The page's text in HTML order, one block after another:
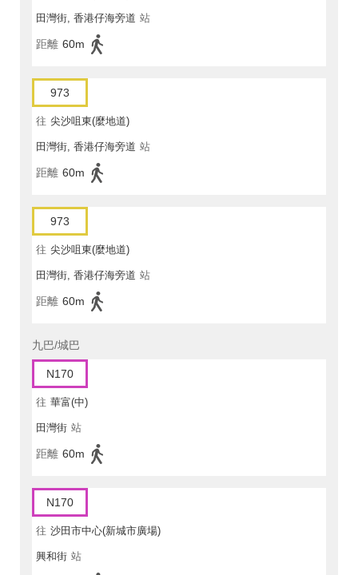
田灣街, 香港仔海旁道 站
距離 60m
973
往 尖沙咀東(麼地道)
田灣街, 香港仔海旁道 站
距離 60m
973
往 尖沙咀東(麼地道)
田灣街, 香港仔海旁道 站
距離 60m
九巴/城巴
N170
往 華富(中)
田灣街 站
距離 60m
N170
往 沙田市中心(新城市廣場)
興和街 站